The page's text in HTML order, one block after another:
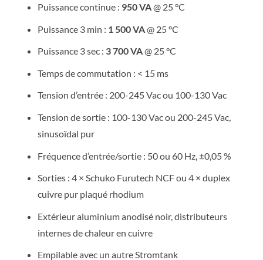
Puissance continue : 950 VA@ 25 °C
Puissance 3 min : 1 500 VA@ 25 °C
Puissance 3 sec : 3 700 VA@ 25 °C
Temps de commutation : < 15 ms
Tension d’entrée : 200-245 Vac ou 100-130 Vac
Tension de sortie : 100-130 Vac ou 200-245 Vac,
sinusoïdal pur
Fréquence d’entrée/sortie : 50 ou 60 Hz, ±0,05 %
Sorties : 4 × Schuko Furutech NCF ou 4 × duplex
cuivre pur plaqué rhodium
Extérieur aluminium anodisé noir, distributeurs
internes de chaleur en cuivre
Empilable avec un autre Stromtank